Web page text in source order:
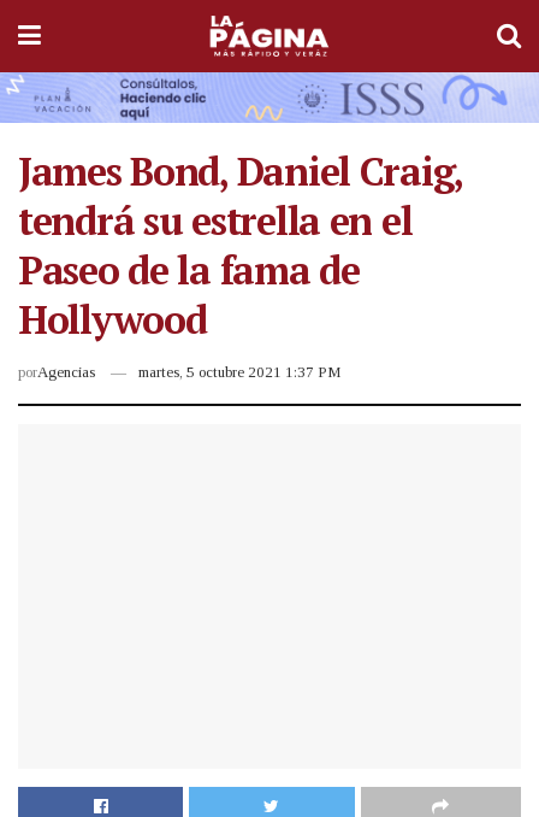
James Bond, Daniel Craig,
tendrá su estrella en el
Paseo de la fama de
Hollywood
porAgencias martes, 5 octubre 2021 1:37 PM